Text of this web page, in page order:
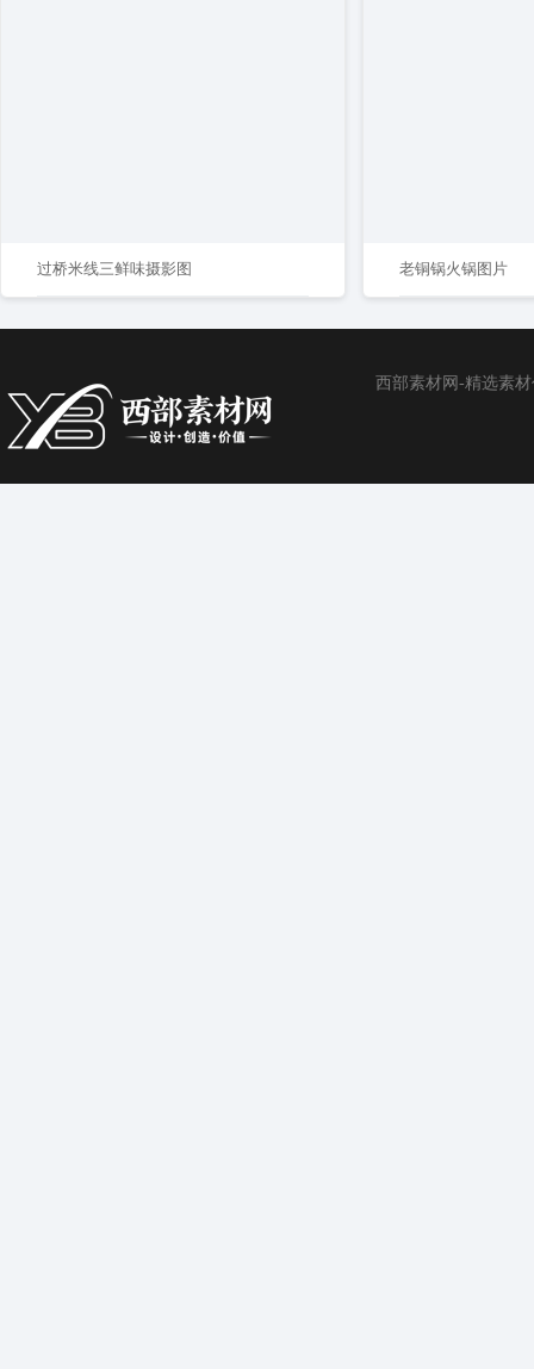
过桥米线三鲜味摄影图 老铜锅火锅图片
西部素材网-精选素